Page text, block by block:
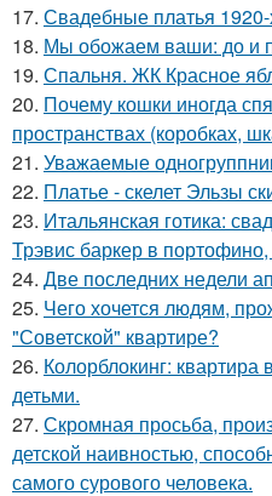
17. Свадебные платья 1920-
18. Мы обожаем ваши: до и
19. Спальня. ЖК Красное
20. Почему кошки иногда
пространствах (коробках,
21. Уважаемые
22. Платье - скелет Эльзы
23. Итальянская готика:
Трэвис баркер в портофино,
24. Две последних недели
25. Чего хочется людям,
"Советской" квартире?
26. Колорблокинг:
детьми.
27. Скромная просьба,
детской наивностью,
самого сурового человека.